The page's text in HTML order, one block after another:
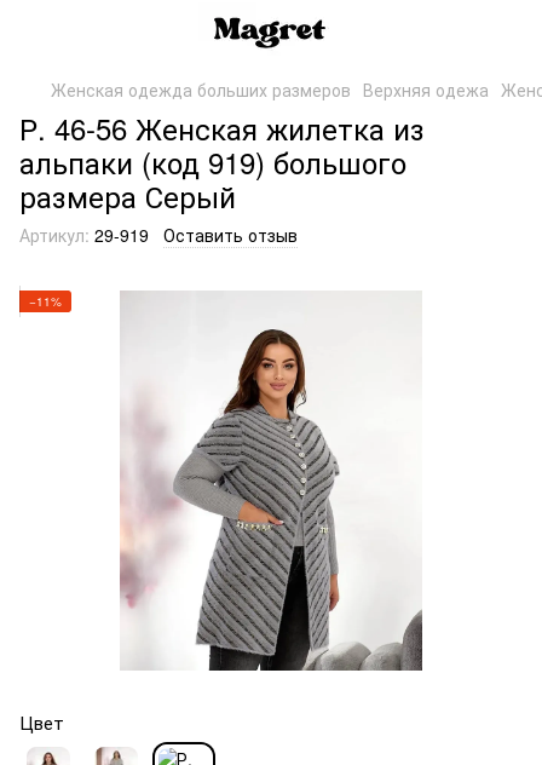
Женская одежда больших размеров Верхняя одежа
Р. 46-56 Женская жилетка из
альпаки (код 919) большого
размера Серый
Артикул: 29-919 Оставить отзыв
−11%
Цвет